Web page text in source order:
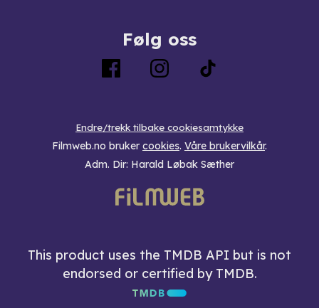
Følg oss
Endre/trekk tilbake cookiesamtykke
Filmweb.no bruker cookies. Våre brukervilkår.
Adm. Dir: Harald Løbak Sæther
This product uses the TMDB API but is not
endorsed or certified by TMDB.